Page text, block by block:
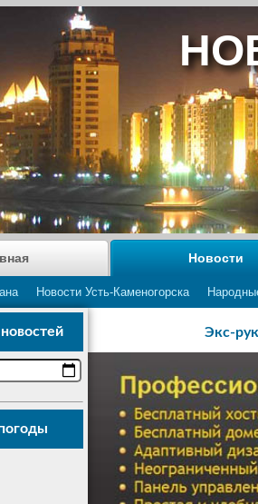
Новости
Новости Усть-Каменогорска
Экс-